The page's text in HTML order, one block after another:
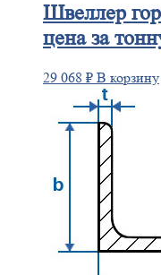
Швеллер
цена за
29 068 ₽ В корзину